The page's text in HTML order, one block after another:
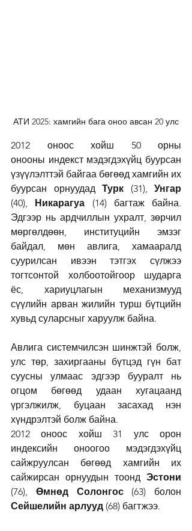
АТИ 2025: хамгийн бага оноо авсан 20 улс
2012 оноос хойш 50 орны
онооны индекст мэдэгдэхүйц буурсан
үзүүлэлттэй байгаа бөгөөд хамгийн их
буурсан орнуудад Турк (31),
(40), Никарагуа (14) багтаж байна.
Эдгээр нь ардчиллын ухралт, зөрчил
мөргөлдөөн, институцийн эмзэг
байдал, мөн авлига, хамааралд
суурилсан ивээн тэтгэх сүлжээ
тогтсонтой холбоотойгоор шударга
ёс, хариуцлагын механизмууд
сүүлийн арван жилийн турш бүтцийн
хувьд суларсныг харуулж байна.
Авлига системчилсэн шинжтэй болж,
улс төр, захиргааны бүтцэд гүн бат
суусны улмаас эдгээр бууралт нь
огцом бөгөөд удаан хугацаанд
үргэлжилж, буцаан засахад нэн
хүндрэлтэй болж байна.
2012 оноос хойш 31 улс орон
индексийн оноогоо мэдэгдэхүйц
сайжруулсан бөгөөд хамгийн их
сайжирсан орнуудын тоонд Эстони
(76), Өмнөд Солонгос
Сейшелийн арлууд (68) багтжээ.